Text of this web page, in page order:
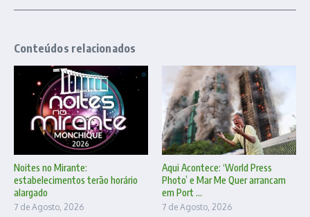
Conteúdos relacionados
Noites no Mirante:
estabelecimentos terão horário
alargado
7 de Agosto, 2026
Aqui Acontece: ‘World Press
Photo’ e Mar Me Quer arrancam
em Port ...
7 de Agosto, 2026